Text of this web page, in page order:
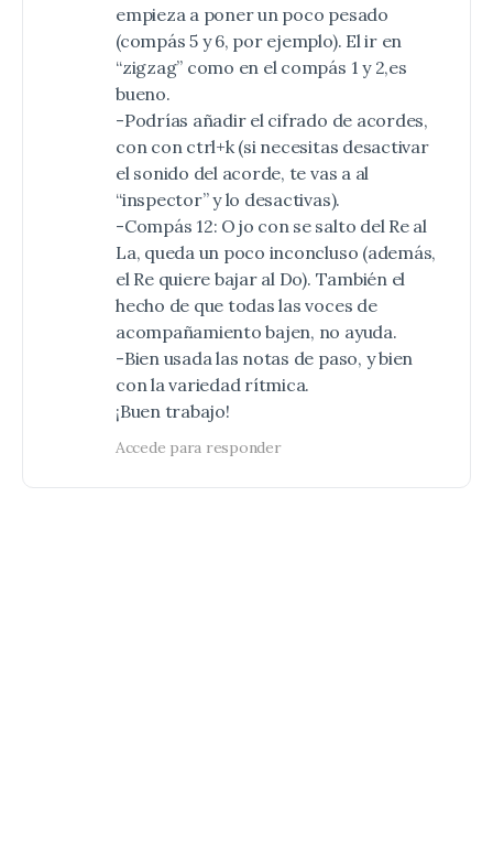
empieza a poner un poco pesado
(compás 5 y 6, por ejemplo). El ir en
“zigzag” como en el compás 1 y 2,es
bueno.
-Podrías añadir el cifrado de acordes,
con con ctrl+k (si necesitas desactivar
el sonido del acorde, te vas a al
“inspector” y lo desactivas).
-Compás 12: Ojo con se salto del Re al
La, queda un poco inconcluso (además,
el Re quiere bajar al Do). También el
hecho de que todas las voces de
acompañamiento bajen, no ayuda.
-Bien usada las notas de paso, y bien
con la variedad rítmica.
¡Buen trabajo!
Accede para responder